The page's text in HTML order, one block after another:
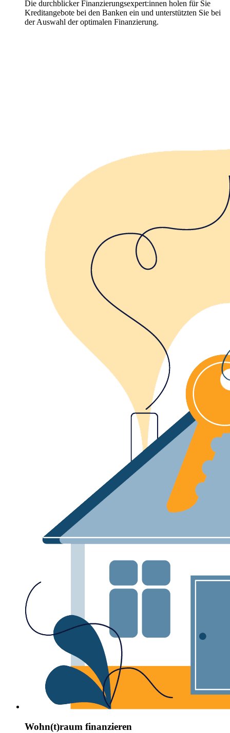
Die durchblicker Finanzierungsexpert:innen holen für Sie
Kreditangebote bei den Banken ein und unterstützten Sie bei
der Auswahl der optimalen Finanzierung.
Wohn(t)raum finanzieren